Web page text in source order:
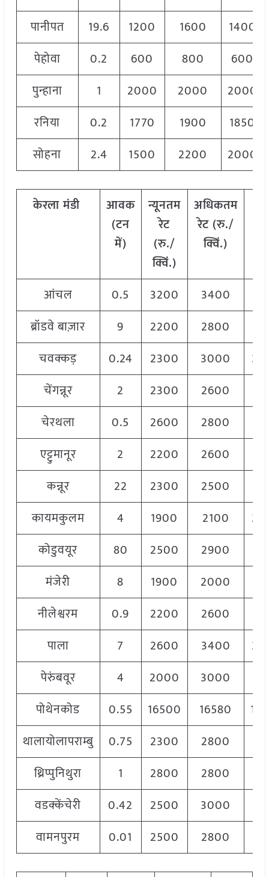
पानीपत
19.6 1200 1600
1400
पेहोवा
0.2 600 800
600
पुन्हाना
1 2000 2000
2000
रनिया
0.2 1770 1900
1850
सोहना
2.4 1500 2200 2000
केरलामंडी
आवक
(टन
में)
न्यूनतम
रेट
(रु./
क्विं.)
अधिकतम
रेट (रु./
क्विं.)
आंचल
0.5 3200 3400
ब्रॉडवे बाज़ार
9 2200 2800
चवक्कड़
0.24 2300 3000
चेंगन्नूर
2 2300 2600
चेरथला
0.5 2600 2800
एट्टुमानूर
2 2200 2600
कन्नूर
22 2300 2500
कायमकुलम
4 1900 2100
कोडुवयूर
80 2500 2900
मंजेरी
8 1900 2000
नीलेश्वरम
0.9 2200 2600
पाला
7 2600 3400
पेरुंबवूर
4 2000 3000
पोथेनकोड
0.55 16500 16580
थालायोलापराम्बु
0.75 2300 2800
थ्रिप्पुनिथुरा
1 2800 2800
वडक्केंचेरी
0.42 2500 3000
वामनपुरम
0.01 2500 2800